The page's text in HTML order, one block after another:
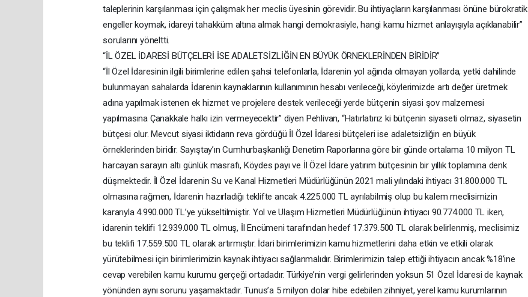
taleplerinin karşılanması için çalışmak her meclis üyesinin görevidir. Bu ihtiyaçların karşılanması önüne bürokratik
engeller koymak, idareyi tahakküm altına almak hangi demokrasiyle, hangi kamu hizmet anlayışıyla açıklanabilir”
sorularını yöneltti.
“İL ÖZEL İDARESİ BÜTÇELERİ İSE ADALETSİZLİĞİN EN BÜYÜK ÖRNEKLERİNDEN BİRİDİR”
“İl Özel İdaresinin ilgili birimlerine edilen şahsi telefonlarla, İdarenin yol ağında olmayan yollarda, yetki dahilinde
bulunmayan sahalarda İdarenin kaynaklarının kullanımının hesabı verileceği, köylerimizde artı değer üretmek
adına yapılmak istenen ek hizmet ve projelere destek verileceği yerde bütçenin siyasi şov malzemesi
yapılmasına Çanakkale halkı izin vermeyecektir” diyen Pehlivan, “Hatırlatırız ki bütçenin siyaseti olmaz, siyasetin
bütçesi olur. Mevcut siyasi iktidarın reva gördüğü İl Özel İdaresi bütçeleri ise adaletsizliğin en büyük
örneklerinden biridir. Sayıştay’ın Cumhurbaşkanlığı Denetim Raporlarına göre bir günde ortalama 10 milyon TL
harcayan sarayın altı günlük masrafı, Köydes payı ve İl Özel İdare yatırım bütçesinin bir yıllık toplamına denk
düşmektedir. İl Özel İdarenin Su ve Kanal Hizmetleri Müdürlüğünün 2021 mali yılındaki ihtiyacı 31.800.000 TL
olmasına rağmen, İdarenin hazırladığı teklifte ancak 4.225.000 TL ayrılabilmiş olup bu kalem meclisimizin
kararıyla 4.990.000 TL’ye yükseltilmiştir. Yol ve Ulaşım Hizmetleri Müdürlüğünün ihtiyacı 90.774.000 TL iken,
idarenin teklifi 12.939.000 TL olmuş, İl Encümeni tarafından hedef 17.379.500 TL olarak belirlenmiş, meclisimiz
bu teklifi 17.559.500 TL olarak artırmıştır. İdari birimlerimizin kamu hizmetlerini daha etkin ve etkili olarak
yürütebilmesi için birimlerimizin kaynak ihtiyacı sağlanmalıdır. Birimlerimizin talep ettiği ihtiyacın ancak %18’ine
cevap verebilen kamu kurumu gerçeği ortadadır. Türkiye’nin vergi gelirlerinden yoksun 51 Özel İdaresi de kaynak
yönünden aynı sorunu yaşamaktadır. Tunus’a 5 milyon dolar hibe edebilen zihniyet, yerel kamu kurumlarının